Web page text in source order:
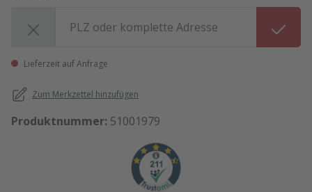
Lieferzeit auf Anfrage
Zum Merkzettel hinzufügen
Produktnummer: 51001979